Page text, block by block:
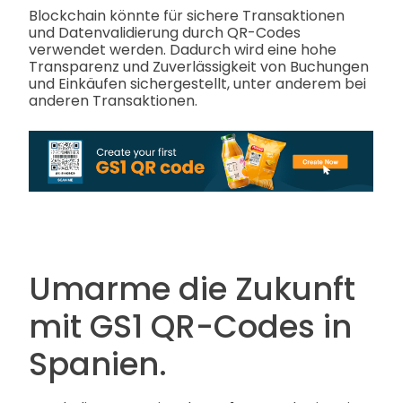
Blockchain könnte für sichere Transaktionen
und Datenvalidierung durch QR-Codes
verwendet werden. Dadurch wird eine hohe
Transparenz und Zuverlässigkeit von Buchungen
und Einkäufen sichergestellt, unter anderem bei
anderen Transaktionen.
Umarme die Zukunft
mit GS1 QR-Codes in
Spanien.